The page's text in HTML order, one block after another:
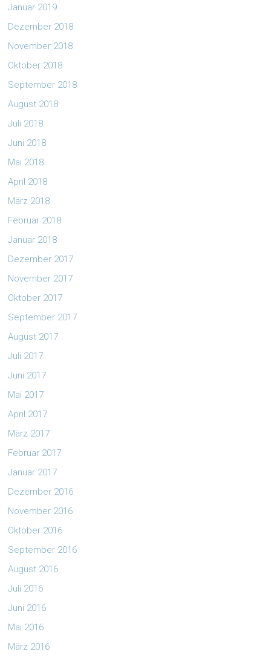
Januar 2019
Dezember 2018
November 2018
Oktober 2018
September 2018
August 2018
Juli 2018
Juni 2018
Mai 2018
April 2018
März 2018
Februar 2018
Januar 2018
Dezember 2017
November 2017
Oktober 2017
September 2017
August 2017
Juli 2017
Juni 2017
Mai 2017
April 2017
März 2017
Februar 2017
Januar 2017
Dezember 2016
November 2016
Oktober 2016
September 2016
August 2016
Juli 2016
Juni 2016
Mai 2016
März 2016